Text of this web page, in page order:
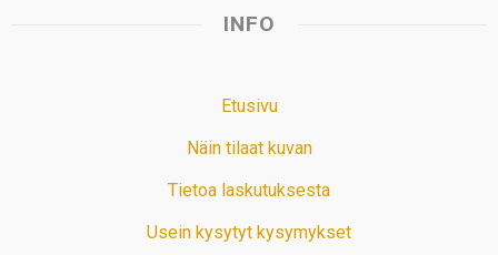
INFO
Etusivu
Näin tilaat kuvan
Tietoa laskutuksesta
Usein kysytyt kysymykset